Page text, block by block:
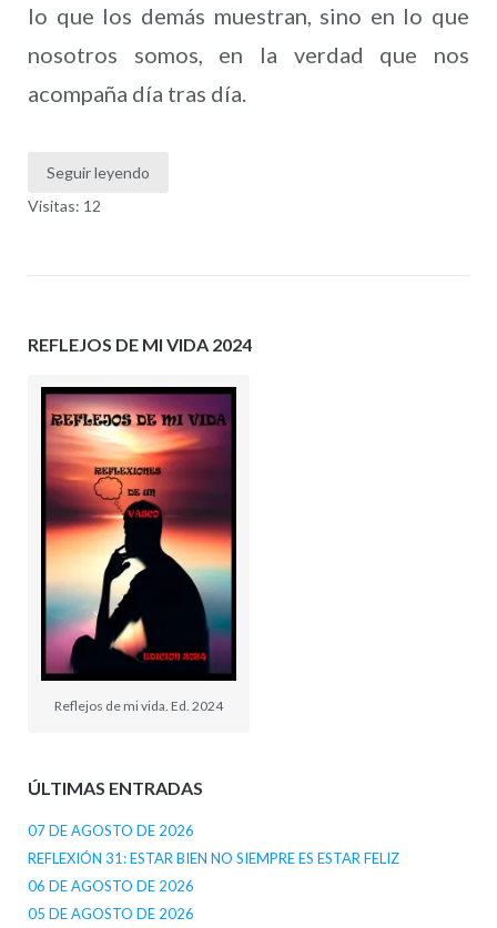
lo que los demás muestran, sino en lo que
nosotros somos, en la verdad que nos
acompaña día tras día.
Seguir leyendo
Visitas: 12
REFLEJOS DE MI VIDA 2024
Reflejos de mi vida. Ed. 2024
ÚLTIMAS ENTRADAS
07 DE AGOSTO DE 2026
REFLEXIÓN 31: ESTAR BIEN NO SIEMPRE ES ESTAR FELIZ
06 DE AGOSTO DE 2026
05 DE AGOSTO DE 2026